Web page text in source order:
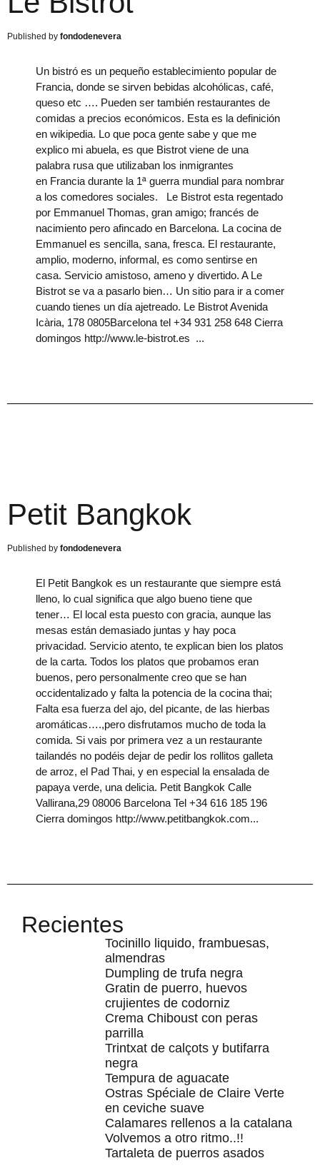
fondodenevera
Un bistró es un pequeño establecimiento popular de
Francia, donde se sirven bebidas alcohólicas, café,
queso etc …. Pueden ser también restaurantes de
comidas a precios económicos. Esta es la definición
en wikipedia. Lo que poca gente sabe y que me
explico mi abuela, es que Bistrot viene de una
palabra rusa que utilizaban los inmigrantes
en Francia durante la 1ª guerra mundial para nombrar
a los comedores sociales. Le Bistrot esta regentado
por Emmanuel Thomas, gran amigo; francés de
nacimiento pero afincado en Barcelona. La cocina de
Emmanuel es sencilla, sana, fresca. El restaurante,
amplio, moderno, informal, es como sentirse en
casa. Servicio amistoso, ameno y divertido. A Le
Bistrot se va a pasarlo bien… Un sitio para ir a comer
cuando tienes un día ajetreado. Le Bistrot Avenida
Icària, 178 0805Barcelona tel +34 931 258 648 Cierra
domingos http://www.le-bistrot.es
Petit Bangkok
fondodenevera
El Petit Bangkok es un restaurante que siempre está
lleno, lo cual significa que algo bueno tiene que
tener… El local esta puesto con gracia, aunque las
mesas están demasiado juntas y hay poca
privacidad. Servicio atento, te explican bien los platos
de la carta. Todos los platos que probamos eran
buenos, pero personalmente creo que se han
occidentalizado y falta la potencia de la cocina thai;
Falta esa fuerza del ajo, del picante, de las hierbas
aromáticas….,pero disfrutamos mucho de toda la
comida. Si vais por primera vez a un restaurante
tailandés no podéis dejar de pedir los rollitos galleta
de arroz, el Pad Thai, y en especial la ensalada de
papaya verde, una delicia. Petit Bangkok Calle
Vallirana,29 08006 Barcelona Tel +34 616 185 196
Cierra domingos http://www.petitbangkok.com
Recientes
Tocinillo liquido, frambuesas,
almendras
Dumpling de trufa negra
Gratin de puerro, huevos
crujientes de codorniz
Crema Chiboust con peras
parrilla
Trintxat de calçots y butifarra
negra
Tempura de aguacate
Ostras Spéciale de Claire Verte
en ceviche suave
Calamares rellenos a la catalana
Volvemos a otro ritmo..!!
Tartaleta de puerros asados